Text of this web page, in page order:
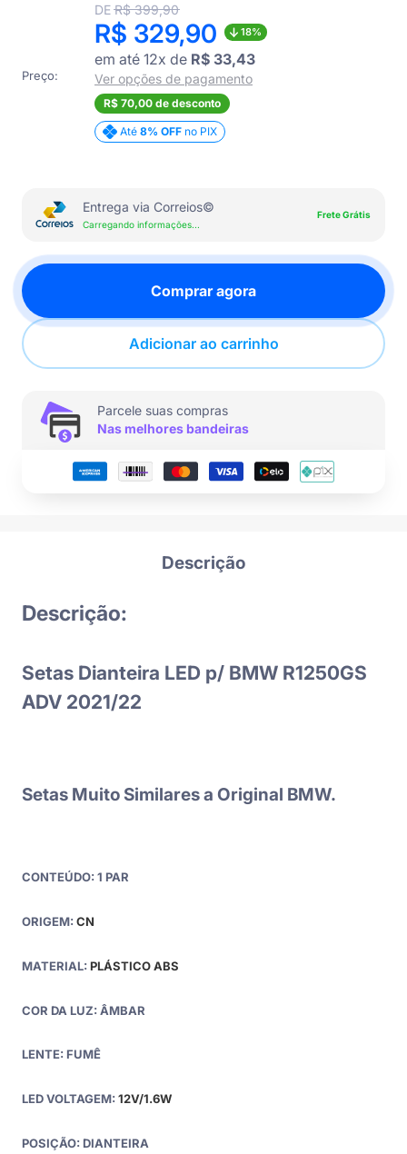
Preço:
DETranslation
missing:
pt-
BR.product.general.regular_price
R$ 399,90
Translation
missing:
pt-
R$ 329,90 18%
em até 12x de R$ 33,43
Ver opções de pagamento
R$ 70,00 de desconto
Até 8% OFF no PIX
Entrega via Correios©
Carregando informações...
Frete Grátis
Comprar agora
Adicionar ao carrinho
Parcele suas compras
Nas melhores bandeiras
Descrição
Descrição:
Setas Dianteira LED p/ BMW R1250GS
ADV 2021/22
Setas Muito Similares a Original BMW.
CONTEÚDO: 1 PAR
ORIGEM: CN
MATERIAL: PLÁSTICO ABS
COR DA LUZ: ÂMBAR
LENTE: FUMÊ
LED VOLTAGEM: 12V/1.6W
POSIÇÃO: DIANTEIRA